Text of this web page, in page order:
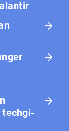
tech­gi­